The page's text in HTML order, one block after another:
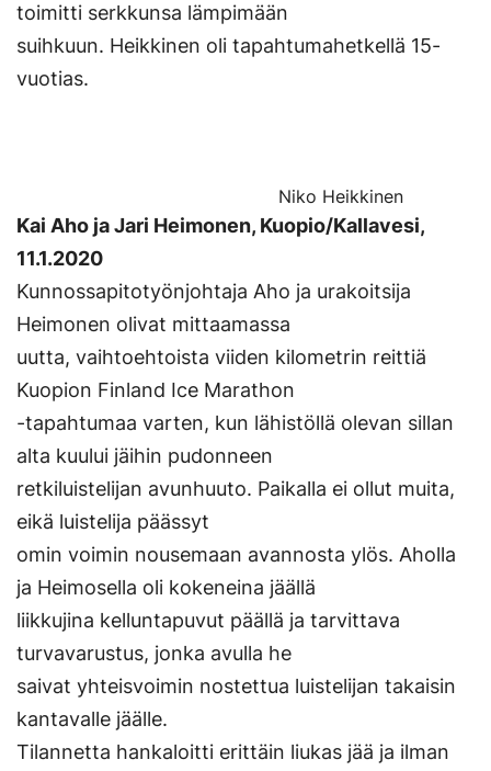
toimitti serkkunsa lämpimään
suihkuun. Heikkinen oli tapahtumahetkellä 15-
vuotias.
Niko Heikkinen
Kai Aho ja Jari Heimonen, Kuopio/Kallavesi,
11.1.2020
Kunnossapitotyönjohtaja Aho ja urakoitsija
Heimonen olivat mittaamassa
uutta, vaihtoehtoista viiden kilometrin reittiä
Kuopion Finland Ice Marathon
-tapahtumaa varten, kun lähistöllä olevan sillan
alta kuului jäihin pudonneen
retkiluistelijan avunhuuto. Paikalla ei ollut muita,
eikä luistelija päässyt
omin voimin nousemaan avannosta ylös. Aholla
ja Heimosella oli kokeneina jäällä
liikkujina kelluntapuvut päällä ja tarvittava
turvavarustus, jonka avulla he
saivat yhteisvoimin nostettua luistelijan takaisin
kantavalle jäälle.
Tilannetta hankaloitti erittäin liukas jää ja ilman